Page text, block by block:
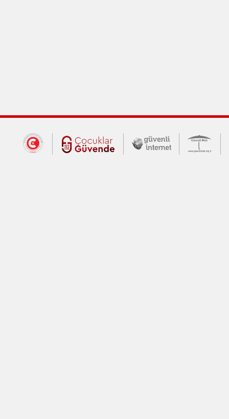
Dış Bağlantılar
Cumhurbaşkanlığı İletişim Merkezi
Çocuklar Güvende (yeni
Güvenli